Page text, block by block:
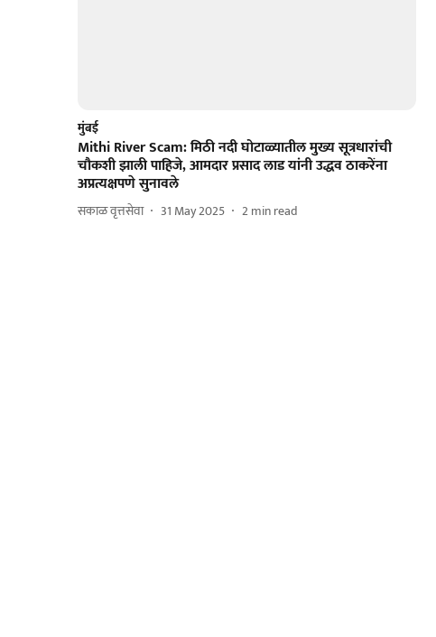
मुंबई
Mithi River Scam: मिठी नदी घोटाळ्यातील मुख्य सूत्रधारांची
चौकशी झाली पाहिजे, आमदार प्रसाद लाड यांनी उद्धव ठाकरेंना
अप्रत्यक्षपणे सुनावले
सकाळ वृत्तसेवा 31 May 2025 2min read